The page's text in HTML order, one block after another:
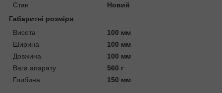
Стан
Новий
Габаритні розміри
Висота
100 мм
Ширина
100 мм
Довжина
100 мм
Вага апарату
560 г
Глибина
150 мм